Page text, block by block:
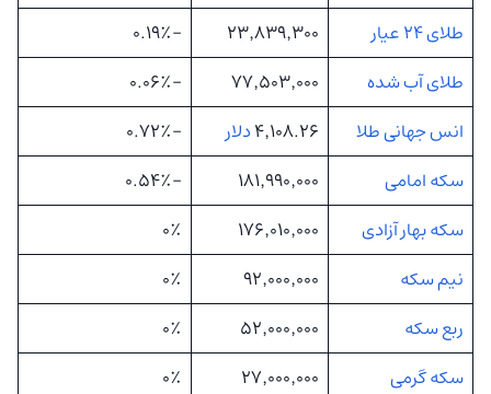
طلای ۲۴ عیار
۲۳٬۸۳۹٬۳۰۰
-۰.۱۹٪
طلای آب شده
۷۷٬۵۰۳٬۰۰۰
-۰.۰۶٪
انس جهانی طلا
۴٬۱۰۸.۲۶دلار
-۰.۷۲٪
سکه امامی
۱۸۱٬۹۹۰٬۰۰۰
-۰.۵۴٪
سکه بهار آزادی
۱۷۶٬۰۱۰٬۰۰۰
۰٪
نیم سکه
۹۲٬۰۰۰٬۰۰۰
۰٪
ربع سکه
۵۲٬۰۰۰٬۰۰۰
۰٪
سکه گرمی
۲۷٬۰۰۰٬۰۰۰ ۰٪